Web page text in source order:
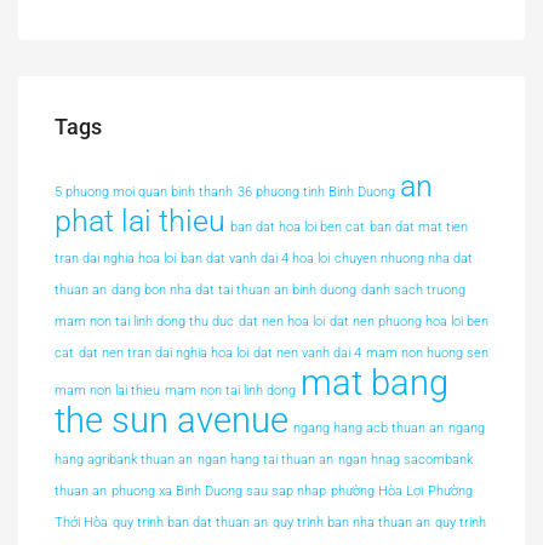
Tags
5 phuong moi quan binh thanh 36 phuong tinh Binh Duong an
phat lai thieu ban dat hoa loi ben cat ban dat mat tien
tran dai nghia hoa loi ban dat vanh dai 4 hoa loi chuyen nhuong nha dat
thuan an dang bon nha dat tai thuan an binh duong danh sach truong
mam non tai linh dong thu duc dat nen hoa loi dat nen phuong hoa loi ben
cat dat nen tran dai nghia hoa loi dat nen vanh dai 4 mam non huong sen
mam non lai thieu mam non tai linh dong mat bang
the sun avenue ngang hang acb thuan an ngang
hang agribank thuan an ngan hang tai thuan an ngan hnag sacombank
thuan an phuong xa Binh Duong sau sap nhap phường Hòa Lợi Phường
Thới Hòa quy trinh ban dat thuan an quy trinh ban nha thuan an quy trinh